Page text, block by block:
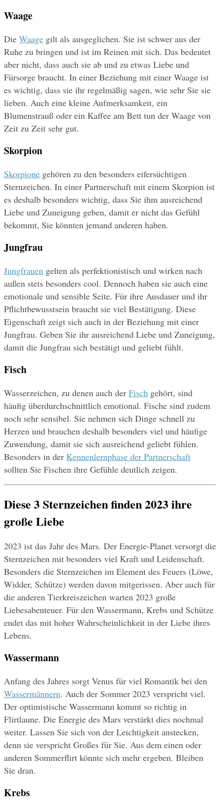
Waage
Die Waage gilt als ausgeglichen. Sie ist schwer aus der
Ruhe zu bringen und ist im Reinen mit sich. Das bedeutet
aber nicht, dass auch sie ab und zu etwas Liebe und
Fürsorge braucht. In einer Beziehung mit einer Waage ist
es wichtig, dass sie ihr regelmäßig sagen, wie sehr Sie sie
lieben. Auch eine kleine Aufmerksamkeit, ein
Blumenstrauß oder ein Kaffee am Bett tun der Waage von
Zeit zu Zeit sehr gut.
Skorpion
Skorpione gehören zu den besonders eifersüchtigen
Sternzeichen. In einer Partnerschaft mit einem Skorpion ist
es deshalb besonders wichtig, dass Sie ihm ausreichend
Liebe und Zuneigung geben, damit er nicht das Gefühl
bekommt, Sie könnten jemand anderen haben.
Jungfrau
Jungfrauen gelten als perfektionistisch und wirken nach
außen stets besonders cool. Dennoch haben sie auch eine
emotionale und sensible Seite. Für ihre Ausdauer und ihr
Pflichtbewusstsein braucht sie viel Bestätigung. Diese
Eigenschaft zeigt sich auch in der Beziehung mit einer
Jungfrau. Geben Sie ihr ausreichend Liebe und Zuneigung,
damit die Jungfrau sich bestätigt und geliebt fühlt.
Fisch
Wasserzeichen, zu denen auch der Fisch gehört, sind
häufig überdurchschnittlich emotional. Fische sind zudem
noch sehr sensibel. Sie nehmen sich Dinge schnell zu
Herzen und brauchen deshalb besonders viel und häufige
Zuwendung, damit sie sich ausreichend geliebt fühlen.
Besonders in der Kennenlernphase der Partnerschaft
sollten Sie Fischen ihre Gefühle deutlich zeigen.
Diese 3 Sternzeichen finden 2023 ihre
große Liebe
2023 ist das Jahr des Mars. Der Energie-Planet versorgt die
Sternzeichen mit besonders viel Kraft und Leidenschaft.
Besonders die Sternzeichen im Element des Feuers (Löwe,
Widder, Schütze) werden davon mitgerissen. Aber auch für
die anderen Tierkreiszeichen warten 2023 große
Liebesabenteuer. Für den Wassermann, Krebs und Schütze
endet das mit hoher Wahrscheinlichkeit in der Liebe ihres
Lebens.
Wassermann
Wassermännern. Auch der Sommer 2023 verspricht viel.
Der optimistische Wassermann kommt so richtig in
Flirtlaune. Die Energie des Mars verstärkt dies nochmal
weiter. Lassen Sie sich von der Leichtigkeit anstecken,
denn sie verspricht Großes für Sie. Aus dem einen oder
anderen Sommerflirt könnte sich mehr ergeben. Bleiben
Sie dran.
Krebs